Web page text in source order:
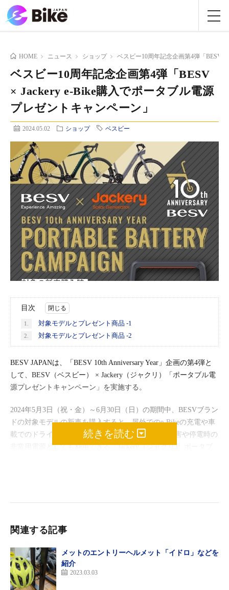
HOME ニュース ショップ ベスビー10周年記念企画第4弾「BESV
ベスビー10周年記念企画第4弾「BESV
× Jackery e-Bike購入でポータブル電源
プレゼントキャンペーン」
2024.05.02 ショップ ベスビー
目次
1. 対象モデルとプレゼント商品 -1
2. 対象モデルとプレゼント商品 -2
BESV JAPANは、「BESV 10th Anniversary Year」企画の第4弾と
して、BESV（ベスビー） × Jackery（ジャクリ）「ポータブル電
源プレゼントキャンペーン」を実施する。
2024年5月3日（祝・金）～6月30日（日）の期間中、BESVブラン
ドの対象モデルの新車を購入すると、屋外でのe-Bikeの充電や車
載でのドライブ、アウトドアでも活躍し、さらに災害や停電時の
非常用電源としても利用できる「Jackery（ジャクリ） ポータブ
続きを読む
関連する記事
メットのエントリーヘルメット「イドロ」などを
紹介
2023.03.03